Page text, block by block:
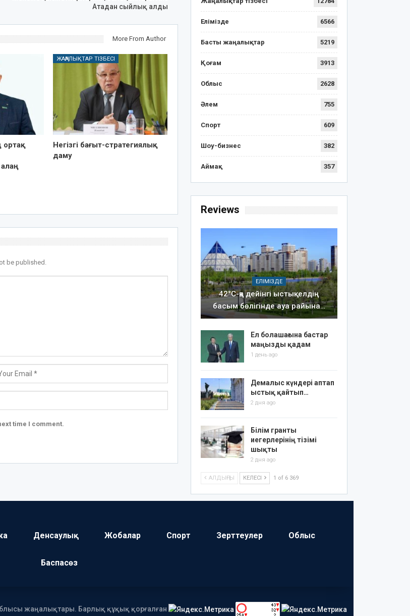
Атадан сыйлық алды
More From Author
ортақ
ЖАҢАЛЫҚТАР ТІЗБЕСІ
Негізгі бағыт-стратегиялық
даму
be published.
time I comment.
Елімізде 6566
Басты жаңалықтар 5219
Қоғам 3913
Облыс 2628
Әлем 755
Спорт 609
Шоу-бизнес 382
Аймақ 357
Reviews
ЕЛІМІЗДЕ
42°C-қа дейінгі ыстық: елдің
басым бөлігінде ауа райына…
Ел болашағына бастар
маңызды қадам
1 день ago
Демалыс күндері аптап
ыстық қайтып…
2 дня ago
Білім гранты
иегерлерінің тізімі
шықты
2 дня ago
АЛДЫҢҒЫ КЕЛЕСІ 1 of 6 369
Денсаулық Жобалар Спорт Зерттеулер Облыс
Баспасөз
жаңалықтары. Барлық құқық қорғалған